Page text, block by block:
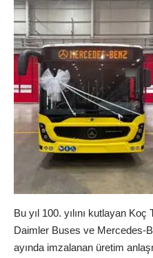
Bu yıl 100. yılını kutlayan
Daimler Buses ve Mercedes-
ayında imzalanan üretim